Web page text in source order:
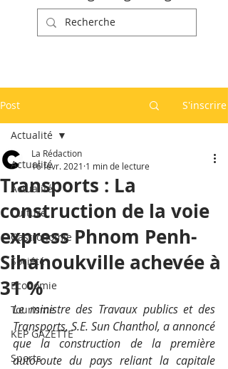
Post S'inscrire
Actualité
Actualité
Culture
Gastronomie
Société
Economie
Tourisme
KEP GAZETTE
Sports
Actualité
Transports : La
construction de la voie
express Phnom Penh-
Sihanoukville achevée à
31 %
La Rédaction
16 févr. 2021 1 min de lecture
Le ministre des Travaux publics et des
Transports, S.E. Sun Chanthol, a annoncé
que la construction de la première
autoroute du pays reliant la capitale